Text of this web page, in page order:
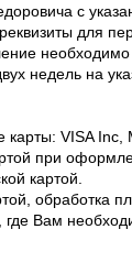
с
для
недель на
карты: VISA
при
картой.
обработка
где Вам